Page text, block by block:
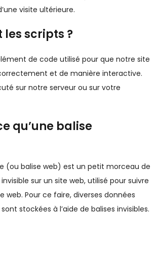
visite ultérieure.
les scripts ?
de code utilisé pour que notre site
et de manière interactive.
sur notre serveur ou sur votre
qu’une balise
(ou balise web) est un petit morceau de
sur un site web, utilisé pour suivre
web. Pour ce faire, diverses données
stockées à l’aide de balises invisibles.